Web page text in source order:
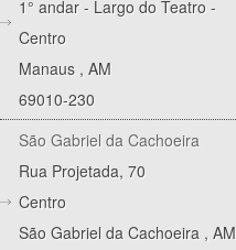
1° andar - Largo do Teatro -
Centro
Manaus , AM
69010-230
São Gabriel da Cachoeira
Rua Projetada, 70
Centro
São Gabriel da Cachoeira , AM